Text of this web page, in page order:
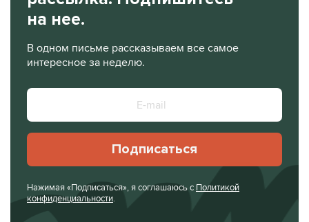
на нее.
В одном письме рассказываем все самое
интересное за неделю.
Подписаться
Нажимая «Подписаться», я соглашаюсь с Политикой
конфиденциальности.